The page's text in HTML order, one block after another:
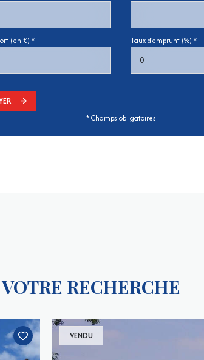
(en €) * Taux d'emprunt (%) *
* Champs obligatoires
RECHERCHE
VENDU